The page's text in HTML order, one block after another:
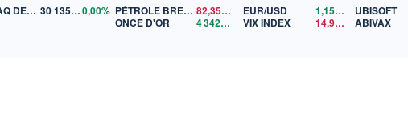
NASDAQ DEC26 30 135,000,00%
PÉTROLE BRENT
82,35
$US
ONCE D'OR
4 342,26 $US
EUR/USD 1,1559
$US
VIX INDEX
14,90$US
UBISOFT
ABIVAX